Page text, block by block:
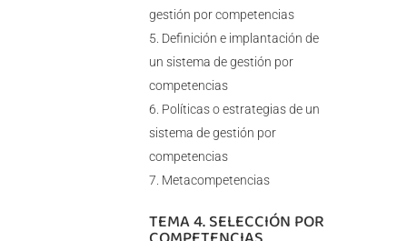
gestión por competencias
Definición e implantación de
un sistema de gestión por
competencias
Políticas o estrategias de un
sistema de gestión por
competencias
Metacompetencias
TEMA 4. SELECCIÓN POR